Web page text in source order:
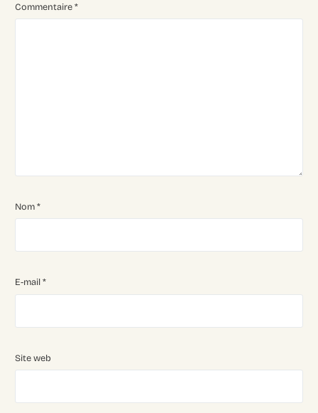
Commentaire*
Nom*
E-mail*
Site web